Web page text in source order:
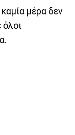
μέρα δεν
όλοι